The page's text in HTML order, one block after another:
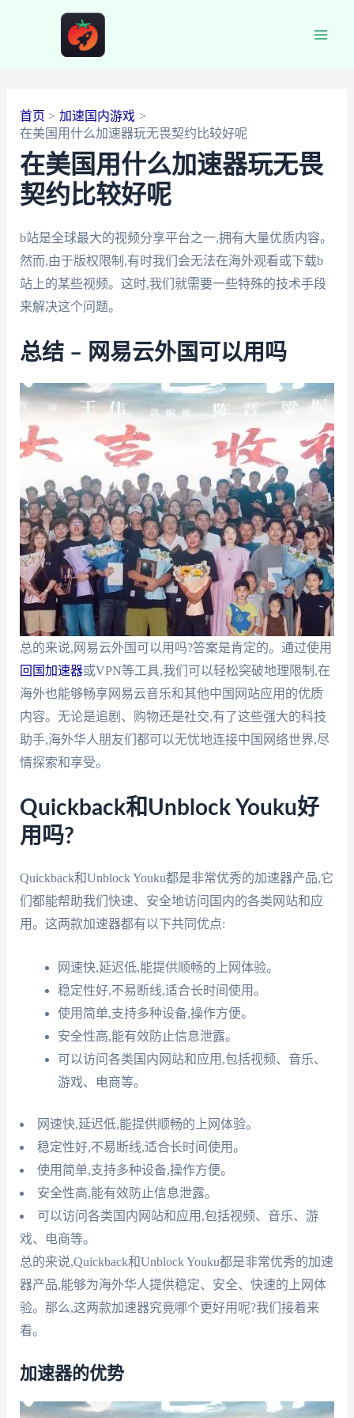
首页
加速国内游戏
在美国用什么加速器玩无畏契约比较好呢
在美国用什么加速器玩无畏
契约比较好呢
b站是全球最大的视频分享平台之一,拥有大量优质内容。
然而,由于版权限制,有时我们会无法在海外观看或下载b
站上的某些视频。这时,我们就需要一些特殊的技术手段
来解决这个问题。
总结 – 网易云外国可以用吗
总的来说,网易云外国可以用吗?答案是肯定的。通过使用
回国加速器或VPN等工具,我们可以轻松突破地理限制,在
海外也能够畅享网易云音乐和其他中国网站应用的优质
内容。无论是追剧、购物还是社交,有了这些强大的科技
助手,海外华人朋友们都可以无忧地连接中国网络世界,尽
情探索和享受。
Quickback和Unblock Youku好
用吗?
Quickback和Unblock Youku都是非常优秀的加速器产品,它
们都能帮助我们快速、安全地访问国内的各类网站和应
用。这两款加速器都有以下共同优点:
网速快,延迟低,能提供顺畅的上网体验。
稳定性好,不易断线,适合长时间使用。
使用简单,支持多种设备,操作方便。
安全性高,能有效防止信息泄露。
可以访问各类国内网站和应用,包括视频、音乐、
游戏、电商等。
网速快,延迟低,能提供顺畅的上网体验。
稳定性好,不易断线,适合长时间使用。
使用简单,支持多种设备,操作方便。
安全性高,能有效防止信息泄露。
可以访问各类国内网站和应用,包括视频、音乐、游
戏、电商等。
总的来说,Quickback和Unblock Youku都是非常优秀的加速
器产品,能够为海外华人提供稳定、安全、快速的上网体
验。那么,这两款加速器究竟哪个更好用呢?我们接着来
看。
加速器的优势